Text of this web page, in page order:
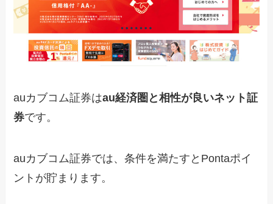
auカブコム証券はau経済圏と相性が良いネット証
券です。
auカブコム証券では、条件を満たすとPontaポイ
ントが貯まります。